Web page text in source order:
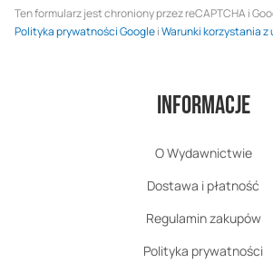
Ten formularz jest chroniony przez reCAPTCHA i
Polityka prywatności GoogleiWarunki korzystania z
Informacje
O Wydawnictwie
Dostawa i płatność
Regulamin zakupów
Polityka prywatności